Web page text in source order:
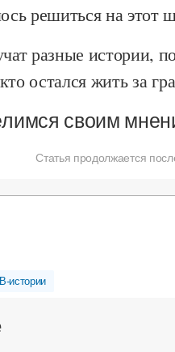
решиться на этот
разные истории,
остался жить за
своим
Статья продолжается
истории